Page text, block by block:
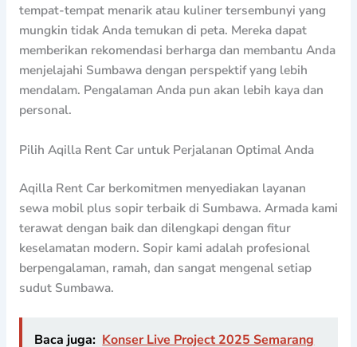
tempat-tempat menarik atau kuliner tersembunyi yang
mungkin tidak Anda temukan di peta. Mereka dapat
memberikan rekomendasi berharga dan membantu Anda
menjelajahi Sumbawa dengan perspektif yang lebih
mendalam. Pengalaman Anda pun akan lebih kaya dan
personal.
Pilih Aqilla Rent Car untuk Perjalanan Optimal Anda
Aqilla Rent Car berkomitmen menyediakan layanan
sewa mobil plus sopir terbaik di Sumbawa. Armada kami
terawat dengan baik dan dilengkapi dengan fitur
keselamatan modern. Sopir kami adalah profesional
berpengalaman, ramah, dan sangat mengenal setiap
sudut Sumbawa.
Baca juga: Konser Live Project 2025 Semarang